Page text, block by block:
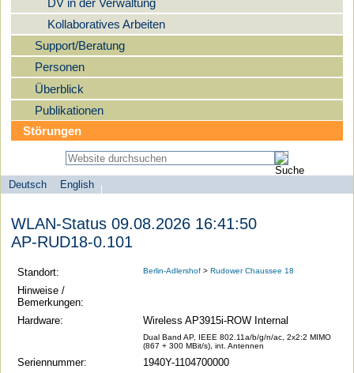
Kollaboratives Arbeiten
Support/Beratung
Personen
Überblick
Publikationen
Störungen
Sprachauswahl
Deutsch
English
search-menu
Universität
zu
Berlin
Computer-
und
WLAN-Status 09.08.2026 16:41:50
AP-RUD18-0.101
Standort: Berlin-Adlershof >Rudower Chaussee 18
Hinweise /
Bemerkungen:
Hardware:
Wireless AP3915i-ROW Internal
Dual Band AP, IEEE 802.11a/b/g/n/ac, 2x2:2 MIMO
(867 + 300 MBit/s), int. Antennen
Seriennummer:
1940Y-1104700000